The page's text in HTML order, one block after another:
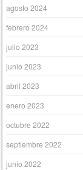
agosto 2024
febrero 2024
julio 2023
junio 2023
abril 2023
enero 2023
octubre 2022
septiembre 2022
junio 2022